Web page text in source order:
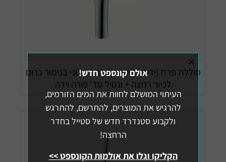
סוללת פרח (ידית ג'ויסטיק) גובה בינוני בגימור כרום
לכיור רחצה + ונטיל סד' פורה וידה
אולם קונספט חדש!
העיתוי המושלם לחוות את המים הזורמים,
להרגיש את המוצרים, להתרשם, להתרגש
ולקבוע סטנדרד חדש של סטייל בחדר
הרחצה!
הקליקו וגלו את אולמות הקונספט >>